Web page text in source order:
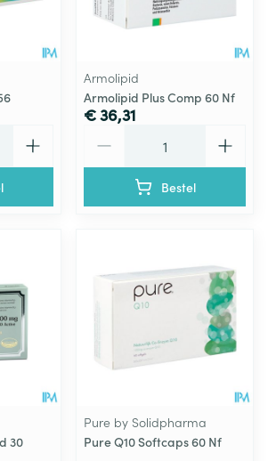
Armolipid
Armolipid Plus Comp 60 Nf
€ 36,31
Bestel
30
Pure by Solidpharma
Pure Q10 Softcaps 60 Nf